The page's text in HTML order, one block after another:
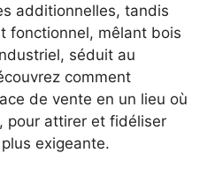
additionnelles, tandis
fonctionnel, mêlant bois
séduit au
comment
de vente en un lieu où
pour attirer et fidéliser
exigeante.